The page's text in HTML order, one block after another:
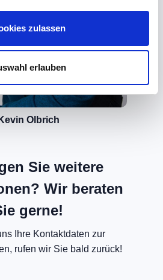
zulassen
erlauben
Kevin Olbrich
Sie weitere
Wir beraten
gerne!
Ihre Kontaktdaten zur
rufen wir Sie bald zurück!